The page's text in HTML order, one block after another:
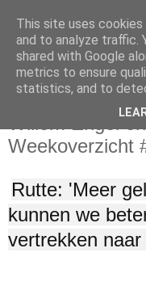
maandag 20 januari
Willem Engel
Weekoverzicht
Rutte: 'Meer
kunnen we
vertrekken
This site uses
and to analyze traffic.
shared with Google
metrics to ensure
statistics, and to